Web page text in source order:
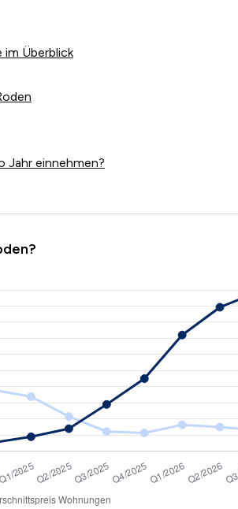
im Überblick
Jahr einnehmen?